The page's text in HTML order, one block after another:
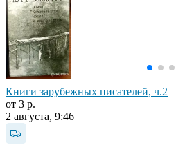
Книги зарубежных писателей, ч.2
от 3 р.
2 августа, 9:46